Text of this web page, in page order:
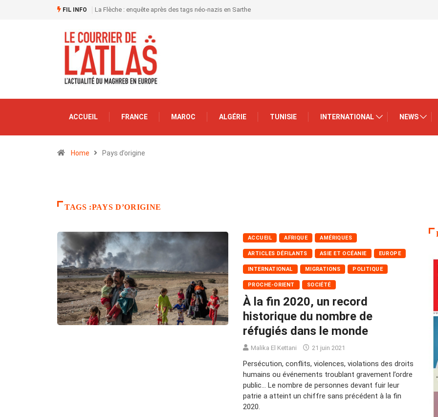
FIL INFO La Flèche : enquête après des tags néo-nazis en Sarthe
ACCUEIL FRANCE MAROC ALGÉRIE TUNISIE INTERNATIONAL NEWS
Home Pays d’origine
TAGS :PAYS D’ORIGINE
ACCUEIL AFRIQUE AMÉRIQUES
ARTICLES DÉFILANTS ASIE ET OCÉANIE EUROPE
INTERNATIONAL MIGRATIONS POLITIQUE
PROCHE-ORIENT SOCIÉTÉ
À la fin 2020, un record
historique du nombre de
réfugiés dans le monde
Malika El Kettani 21 juin 2021
Persécution, conflits, violences, violations des droits
humains ou événements troublant gravement l’ordre
public… Le nombre de personnes devant fuir leur
patrie a atteint un chiffre sans précédent à la fin
2020.